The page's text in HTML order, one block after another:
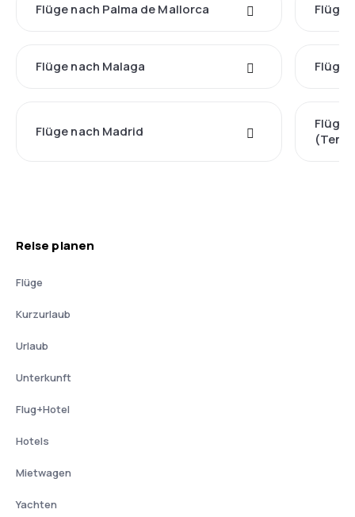
Flüge nach Palma de Mallorca Flüge
Flüge nach Malaga Flüge
Flüge nach Madrid
Flüge
Reise planen
Flüge
Kurzurlaub
Urlaub
Unterkunft
Flug+Hotel
Hotels
Mietwagen
Yachten